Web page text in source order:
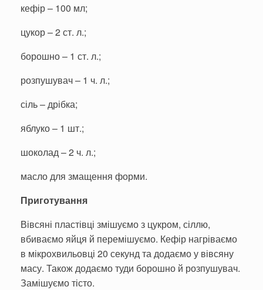
кефір – 100 мл;
цукор – 2 ст. л.;
борошно – 1 ст. л.;
розпушувач – 1 ч. л.;
сіль – дрібка;
яблуко – 1 шт.;
шоколад – 2 ч. л.;
масло для змащення форми.
Приготування
Вівсяні пластівці змішуємо з цукром, сіллю,
вбиваємо яйця й перемішуємо. Кефір нагріваємо
в мікрохвильовці 20 секунд та додаємо у вівсяну
масу. Також додаємо туди борошно й розпушувач.
Замішуємо тісто.